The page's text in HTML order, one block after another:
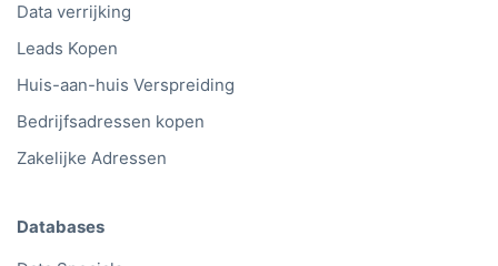
Data verrijking
Leads Kopen
Huis-aan-huis Verspreiding
Bedrijfsadressen kopen
Zakelijke Adressen
Databases